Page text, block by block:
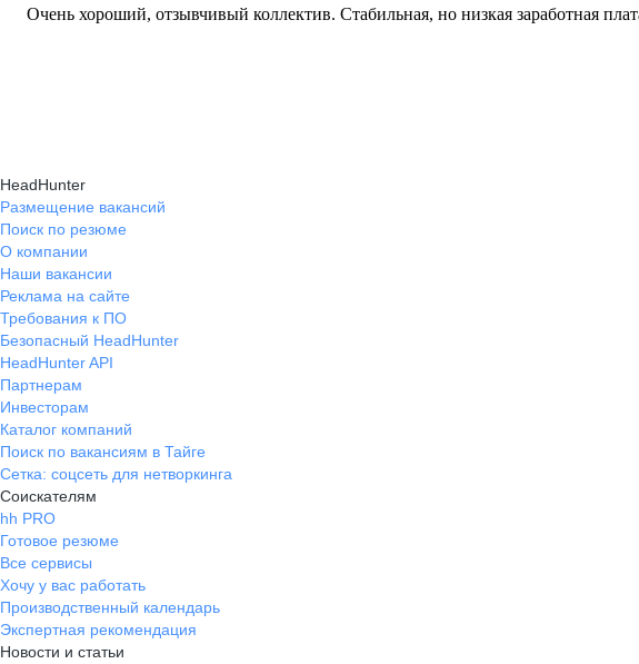
Очень хороший, отзывчивый коллектив. Стабильная, но низкая заработная
HeadHunter
Размещение вакансий
Поиск по резюме
О компании
Наши вакансии
Реклама на сайте
Требования к ПО
Безопасный HeadHunter
HeadHunter API
Партнерам
Инвесторам
Каталог компаний
Поиск по вакансиям в Тайге
Сетка: соцсеть для нетворкинга
Соискателям
hh PRO
Готовое резюме
Все сервисы
Хочу у вас работать
Производственный календарь
Экспертная рекомендация
Новости и статьи